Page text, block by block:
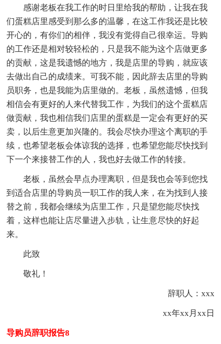
感谢老板在我工作的时日里给我的帮助，让我在我
们蛋糕店里感受到那么多的温馨，在这工作我还是比较
开心的，有你们的相伴，我没有觉得自己很幸运。导购
的工作还是相对较轻松的，只是我不能为这个店做更多
的贡献，这是我遗憾的地方，我是店里的导购，就应该
去做出自己的成绩来。可我不能，因此辞去店里的导购
员职务，也是我能为店里做的。老板，虽然遗憾，但我
相信会有更好的人来代替我工作，为我们的这个蛋糕店
做贡献，我也相信我们店里的蛋糕是一定会有更好的买
卖，以后生意更加兴隆的。我会尽快办理这个离职的手
续，也希望老板会体谅我的选择，也希望您能尽快找到
下一个来接替工作的人，我也好去做工作的转接。
老板，虽然会早点办理离职，但是我也会等到您找
到适合店里的导购员一职工作的我人来，在为找到人接
替之前，我都会继续为店里工作，只是望您能尽快找
着，这样也能让店尽量进入步轨，让生意尽快的好起
来。
此致
敬礼！
辞职人：xxx
xx年xx月xx日
导购员辞职报告8